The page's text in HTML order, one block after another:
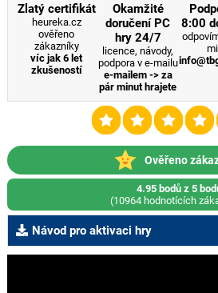
Zlatý certifikát
heureka.cz
ověřeno
zákazníky
víc jak 6 let
zkušeností
Okamžité
doručení PC
hry 24/7
licence, návody,
podpora v e-mailu
e-mailem -> za
pár minut hrajete
8:00
Ověřeno
4.95 bodů z 5
(10964 hodnotících
Návod pro aktivaci hry